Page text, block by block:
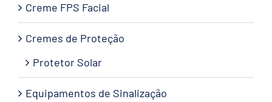
Creme FPS Facial
Cremes de Proteção
Protetor Solar
Equipamentos de Sinalização